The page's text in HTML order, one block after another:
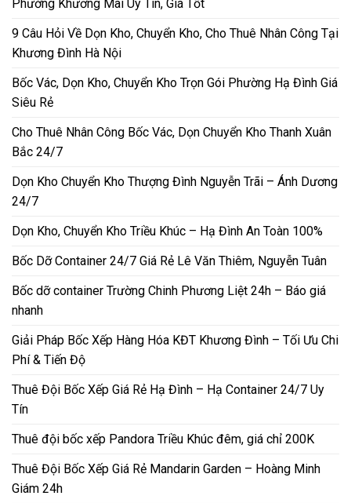
Phường Khương Mai Uy Tín, Giá Tốt
9 Câu Hỏi Về Dọn Kho, Chuyển Kho, Cho Thuê Nhân Công Tại
Khương Đình Hà Nội
Bốc Vác, Dọn Kho, Chuyển Kho Trọn Gói Phường Hạ Đình Giá
Siêu Rẻ
Cho Thuê Nhân Công Bốc Vác, Dọn Chuyển Kho Thanh Xuân
Bắc 24/7
Dọn Kho Chuyển Kho Thượng Đình Nguyễn Trãi – Ánh Dương
24/7
Dọn Kho, Chuyển Kho Triều Khúc – Hạ Đình An Toàn 100%
Bốc Dỡ Container 24/7 Giá Rẻ Lê Văn Thiêm, Nguyễn Tuân
Bốc dỡ container Trường Chinh Phương Liệt 24h – Báo giá
nhanh
Giải Pháp Bốc Xếp Hàng Hóa KĐT Khương Đình – Tối Ưu Chi
Phí & Tiến Độ
Thuê Đội Bốc Xếp Giá Rẻ Hạ Đình – Hạ Container 24/7 Uy
Tín
Thuê đội bốc xếp Pandora Triều Khúc đêm, giá chỉ 200K
Thuê Đội Bốc Xếp Giá Rẻ Mandarin Garden – Hoàng Minh
Giám 24h